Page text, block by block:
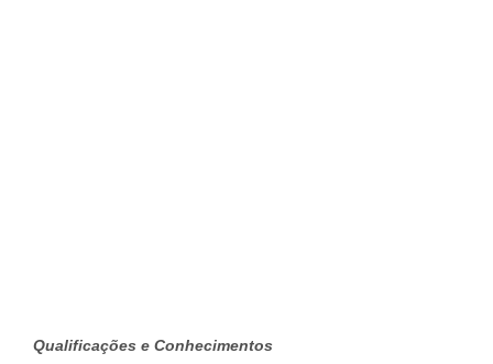
Qualificações e Conhecimentos